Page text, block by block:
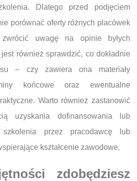
Dlatego przed podjęciem
porównać oferty różnych placówek
uwagę na opinie byłych
również sprawdzić, co dokładnie
– czy zawiera ona materiały
końcowe oraz ewentualne
Warto również zastanowić
uzyskania dofinansowania lub
szkolenia przez pracodawcę lub
kształcenie zawodowe.
zdobędziesz